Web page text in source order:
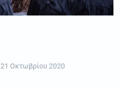
21 Οκτωβρίου 2020